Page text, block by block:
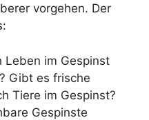
vorgehen. Der
Leben im Gespinst
Gibt es frische
Tiere im Gespinst?
Gespinste